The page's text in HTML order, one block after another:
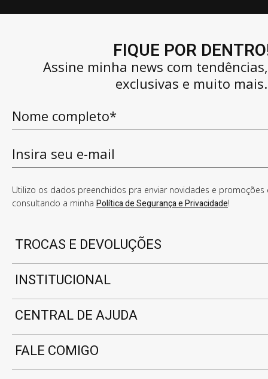
FIQUE POR
Assine minha news com
exclusivas e muito mais.
Utilizo os dados preenchidos pra enviar novidades e promoções
consultando a minha Política de Segurança e Privacidade!
TROCAS E DEVOLUÇÕES
INSTITUCIONAL
CENTRAL DE AJUDA
FALE COMIGO